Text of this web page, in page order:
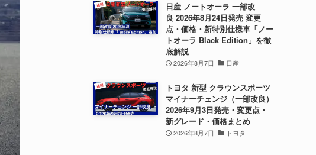
日産 ノートオーラ 一部改
良 2026年8月24日発売 変更
点・価格・新特別仕様車「ノー
トオーラ Black Edition」を徹
底解説
2026年8月7日 日産
トヨタ 新型 クラウンスポーツ
マイナーチェンジ（一部改良）
2026年9月3日発売・変更点・
新グレード・価格まとめ
2026年8月7日 トヨタ